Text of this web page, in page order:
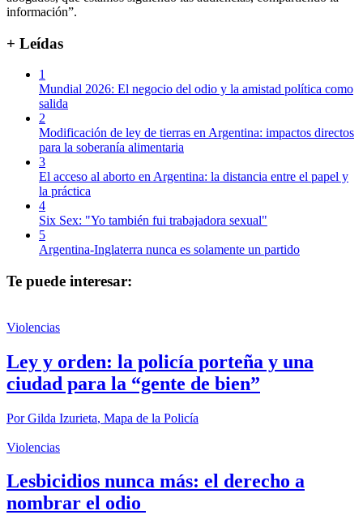
información”.
+ Leídas
1
Mundial 2026: El negocio del odio y la amistad política como
salida
2
Modificación de ley de tierras en Argentina: impactos directos
para la soberanía alimentaria
3
El acceso al aborto en Argentina: la distancia entre el papel y
la práctica
4
Six Sex: "Yo también fui trabajadora sexual"
5
Argentina-Inglaterra nunca es solamente un partido
Te puede interesar:
Violencias
Ley y orden: la policía porteña y una
ciudad para la “gente de bien”
PorGilda Izurieta, Mapa de la Policía
Violencias
Lesbicidios nunca más: el derecho a
nombrar el odio